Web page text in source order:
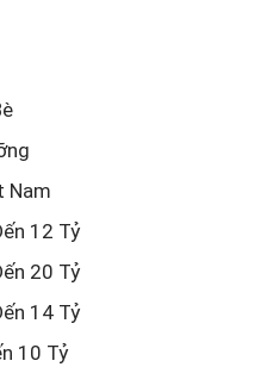
Nam
12 Tỷ
20 Tỷ
14 Tỷ
10 Tỷ